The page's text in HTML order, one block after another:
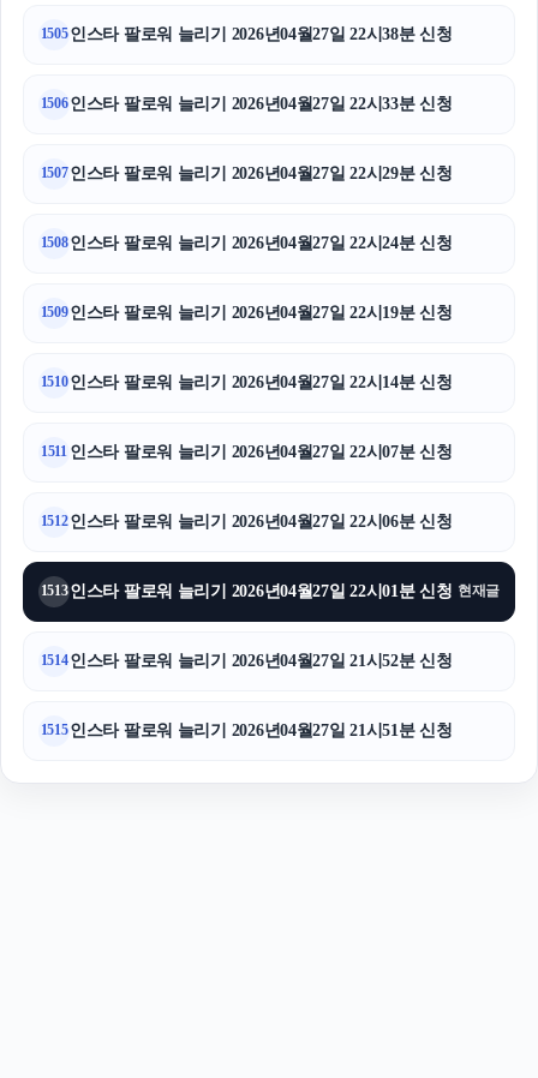
1505인스타 팔로워 늘리기 2026년04월27일 22시38분 신청
1506인스타 팔로워 늘리기 2026년04월27일 22시33분 신청
1507인스타 팔로워 늘리기 2026년04월27일 22시29분 신청
1508인스타 팔로워 늘리기 2026년04월27일 22시24분 신청
1509인스타 팔로워 늘리기 2026년04월27일 22시19분 신청
1510인스타 팔로워 늘리기 2026년04월27일 22시14분 신청
1511 인스타 팔로워 늘리기 2026년04월27일 22시07분 신청
1512인스타 팔로워 늘리기 2026년04월27일 22시06분 신청
1513인스타 팔로워 늘리기 2026년04월27일 22시01분 신청 현재글
1514인스타 팔로워 늘리기 2026년04월27일 21시52분 신청
1515인스타 팔로워 늘리기 2026년04월27일 21시51분 신청